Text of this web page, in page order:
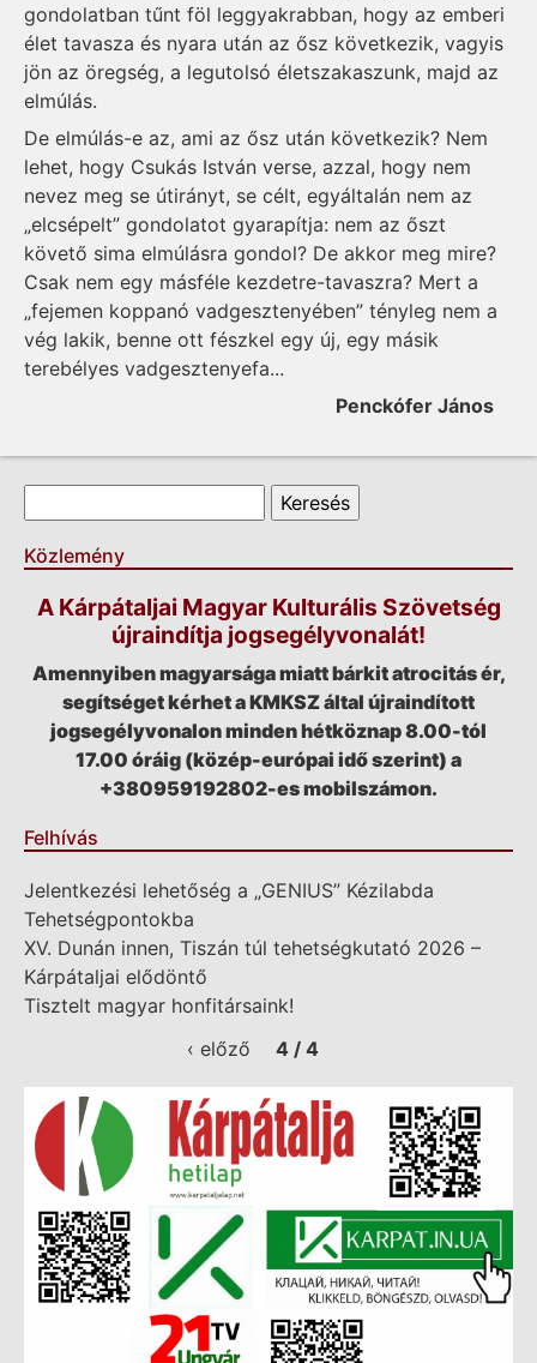
gondolatban tűnt föl leggyakrabban, hogy az emberi
élet tavasza és nyara után az ősz következik, vagyis
jön az öregség, a legutolsó életszakaszunk, majd az
elmúlás.
De elmúlás-e az, ami az ősz után következik? Nem
lehet, hogy Csukás István verse, azzal, hogy nem
nevez meg se útirányt, se célt, egyáltalán nem az
„elcsépelt” gondolatot gyarapítja: nem az őszt
követő sima elmúlásra gondol? De akkor meg mire?
Csak nem egy másféle kezdetre-tavaszra? Mert a
„fejemen koppanó vadgesztenyében” tényleg nem a
vég lakik, benne ott fészkel egy új, egy másik
terebélyes vadgesztenyefa...
Penckófer János
Keresés űrlap
Keresés
Közlemény
A Kárpátaljai Magyar Kulturális Szövetség
újraindítja jogsegélyvonalát!
Amennyiben magyarsága miatt bárkit atrocitás ér,
segítséget kérhet a KMKSZ által újraindított
jogsegélyvonalon minden hétköznap 8.00-tól
17.00 óráig (közép-európai idő szerint) a
+380959192802-es mobilszámon.
Felhívás
Jelentkezési lehetőség a „GENIUS” Kézilabda
Tehetségpontokba
XV. Dunán innen, Tiszán túl tehetségkutató 2026 –
Kárpátaljai elődöntő
Tisztelt magyar honfitársaink!
‹ előző
4 / 4